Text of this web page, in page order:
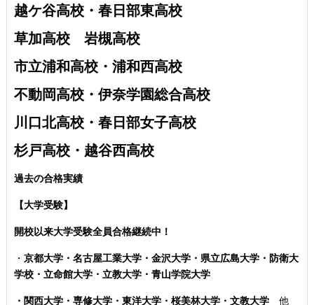
越ケ谷高校・ 春日部東高校
草加高校 岩槻高校
市立浦和高校・浦和西高校
不動岡高校・伊奈学園総合高校
川口北高校・春日部女子高校
杉戸高校・越谷西高校
過去の合格実績
【大学受験】
開校以来大学受験全員合格継続中！
・ 京都大学・名古屋工業大学・金沢大学・県立広島大学・防衛大
学校・立命館大学・立教大学・青山学院大学
・関西大学・専修大学・東洋大学・桜美林大学・文教大学 他